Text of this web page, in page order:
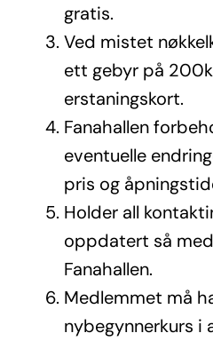
gratis.
Ved mistet
ett gebyr på
erstaningskort.
Fanahallen
eventuelle
pris og
Holder all
oppdatert så
Fanahallen.
Medlemmet må
nybegynnerkurs i